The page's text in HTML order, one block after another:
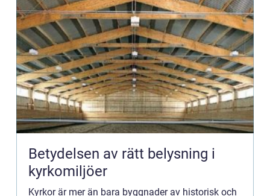
Betydelsen av rätt belysning i
kyrkomiljöer
Kyrkor är mer än bara byggnader av historisk och